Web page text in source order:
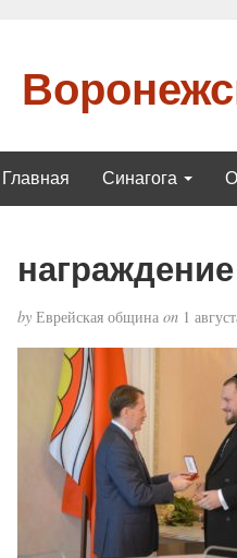
Главная Синагога
награждение
byЕврейская община on1